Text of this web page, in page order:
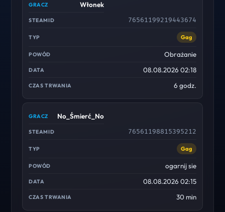
Włonek
76561199219443674
Gag
Obrażanie
08.08.2026 02:18
6 godz.
No_Śmierć_No
76561198815395212
Gag
ogarnij sie
08.08.2026 02:15
30 min